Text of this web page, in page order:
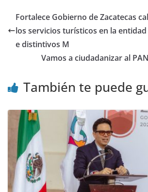
Fortalece Gobierno de Zacatecas
los servicios turísticos en la
e distintivos M
Vamos a ciudadanizar al
También te puede